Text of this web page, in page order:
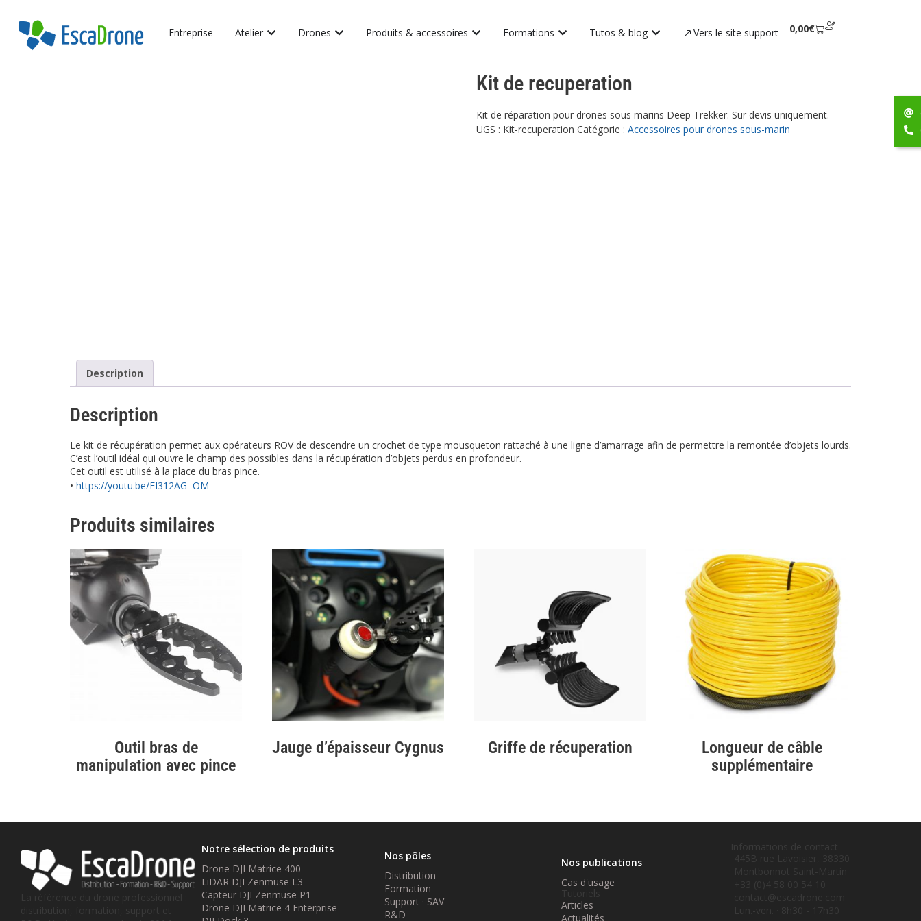
Entreprise Atelier Drones Produits & accessoires Formations Tutos & blog Vers le site support 0,00€
Kit de recuperation
Kit de réparation pour drones sous marins Deep Trekker. Sur devis uniquement.
UGS : Kit-recuperation Catégorie : Accessoires pour drones sous-marin
Description
Description
Le kit de récupération permet aux opérateurs ROV de descendre un crochet de type mousqueton rattaché à une ligne d’amarrage afin de permettre la remontée d’objets lourds.
C’est l’outil idéal qui ouvre le champ des possibles dans la récupération d’objets perdus en profondeur.
Cet outil est utilisé à la place du bras pince.
• https://youtu.be/FI312AG–OM
Produits similaires
Outil bras de
manipulation avec pince
Jauge d’épaisseur Cygnus Griffe de récuperation
Longueur de câble
supplémentaire
La référence du drone professionnel :
distribution, formation, support et
Notre sélection de produits
Drone DJI Matrice 400
LiDAR DJI Zenmuse L3
Capteur DJI Zenmuse P1
Drone DJI Matrice 4 Enterprise
Nos pôles
Distribution
Formation
Support · SAV
R&D
Nos publications
Cas d'usage
Tutoriels
Articles
Actualités
Informations de contact
445B rue Lavoisier, 38330
Montbonnot Saint-Martin
contact@escadrone.com
Lun.-ven. · 8h30 - 17h30